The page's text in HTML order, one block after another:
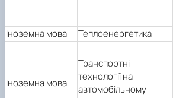
Іноземна мова Теплоенергетика
Іноземна мова
Транспортні
технології на
автомобільному